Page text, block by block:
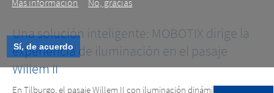
Más información
No, gracias
Sí, de acuerdo
WILLEM II-PASSAGE
Una solución inteligente: MOBOTIX dirige la
experiencia de iluminación en el pasaje
Willem II
En Tilburgo, el pasaje Willem II con iluminación dinámica conecta el